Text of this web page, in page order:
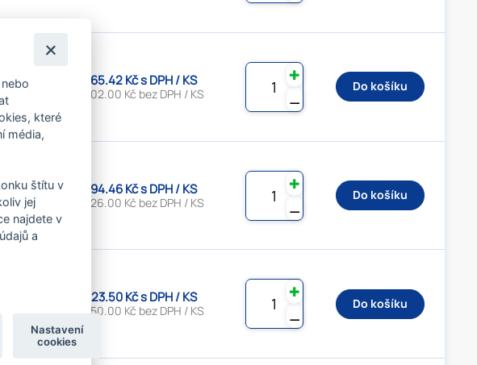
0,70 t 365.42 Kč s DPH / KS
302.00 Kč bez DPH / KS ⚊
✚
Do košíku
0,70 t 394.46 Kč s DPH / KS
326.00 Kč bez DPH / KS ⚊
✚
Do košíku
423.50 Kč s DPH / KS
350.00 Kč bez DPH / KS ⚊
✚
Do košíku
které
média,
štítu v
jej
najdete v
a
Nastavení
cookies